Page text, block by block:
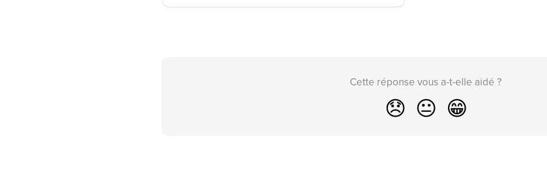
Cette réponse vous a-t-elle aidé ?
😞 😐 😁